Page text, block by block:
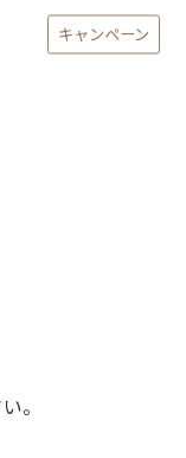
キャンペーン
。⁠